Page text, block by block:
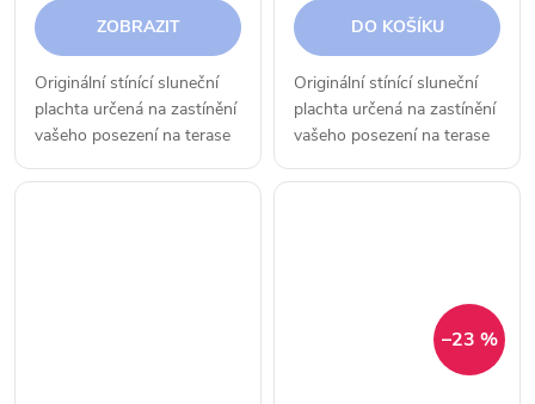
ZOBRAZIT
Originální stínící sluneční
plachta určená na zastínění
vašeho posezení na terase
DO KOŠÍKU
Originální stínící sluneční
plachta určená na zastínění
vašeho posezení na terase
–23 %